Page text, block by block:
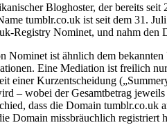
Bloghoster, der bereits
tumblr.co.uk ist seit dem 31.
Registry Nominet, und nahm
Nominet ist ähnlich dem
Eine Mediation ist freilich
einer Kurzentscheidung
– wobei der Gesamtbetrag
dass die Domain
Domain missbräuchlich registriert